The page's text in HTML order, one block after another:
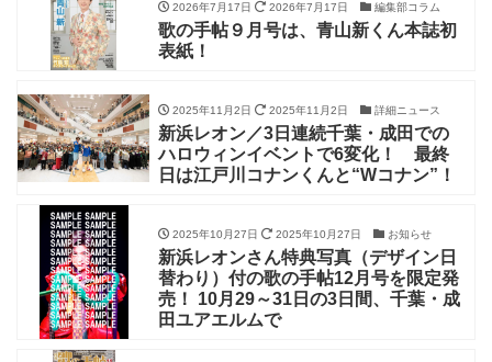
2026年7月17日 2026年7月17日 編集部コラム
歌の手帖９月号は、青山新くん本誌初
表紙！
2025年11月2日 2025年11月2日 詳細ニュース
新浜レオン／3日連続千葉・成田での
ハロウィンイベントで6変化！ 最終
日は江戸川コナンくんと“Wコナン”！
2025年10月27日 2025年10月27日 お知らせ
新浜レオンさん特典写真（デザイン日
替わり）付の歌の手帖12月号を限定発
売！ 10月29～31日の3日間、千葉・成
田ユアエルムで